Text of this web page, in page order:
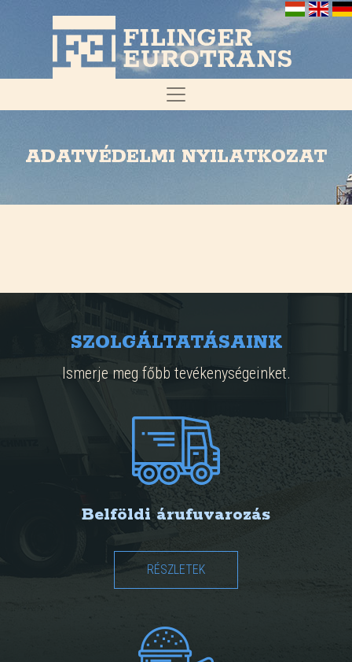
ADATVÉDELMI NYILATKOZAT
SZOLGÁLTATÁSAINK
Ismerje meg főbb tevékenységeinket.
Belföldi árufuvarozás
RÉSZLETEK